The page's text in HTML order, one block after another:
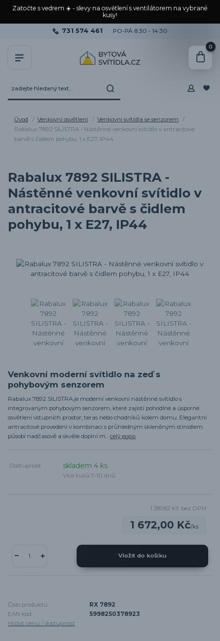
Zatočte s vedrem ☀️ - slevy na osvětlení s ventilátorem na vybrané
kusy!
731 574 461 PO-PÁ 8:30 - 14:30
0
Úvod Venkovní osvětlení
Venkovní svítidla se senzorem
Rabalux 7892 SILISTRA - Nástěnné venkovní svítidlo v antracitové
barvě s čidlem pohybu, 1 x E27, IP44
Rabalux 7892 SILISTRA -
Nástěnné venkovní svítidlo v
antracitové barvě s čidlem
pohybu, 1 x E27, IP44
Venkovní moderní svítidlo na zeď s
pohybovým senzorem
Rabalux 7892 SILISTRA je moderní venkovní nástěnné svítidlo s
integrovaným pohybovým senzorem, které zajistí pohodlné a úsporné
osvětlení vstupních prostor, teras nebo chodníků kolem domu. Elegantní
antracitové provedení v kombinaci s průhledným skleněným stínidlem
působí nadčasově a skvěle doplní m... celý popis
Dostupnost skladem 4 ks
Více kusů 7-10 dnů
1 672,00 Kč/ks
1 381,82 Kč bez DPH
Vložit do košíku
Číslo produktu:
RX 7892
EAN kód:
5998250378923
Hlídat cenu / dostupnost